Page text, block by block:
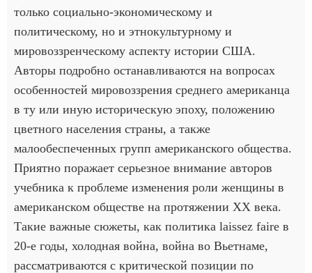
только социально-экономическому и
политическому, но и этнокультурному и
мировоззренческому аспекту истории США.
Авторы подробно останавливаются на вопросах
особенностей мировоззрения среднего американца
в ту или иную историческую эпоху, положению
цветного населения страны, а также
малообеспеченных групп американского общества.
Приятно поражает серьезное внимание авторов
учебника к проблеме изменения роли женщины в
американском обществе на протяжении XX века.
Такие важные сюжеты, как политика laissez faire в
20-е годы, холодная война, война во Вьетнаме,
рассматриваются с критической позиции по